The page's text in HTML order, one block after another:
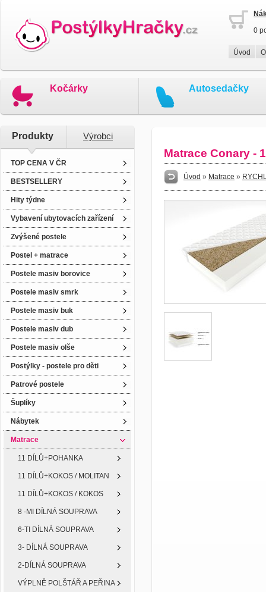
0
Úvod
Kočárky Autosedačky
Produkty Výrobci
TOP CENA V ČR
BESTSELLERY
Hity týdne
Vybavení ubytovacích zařízení
Zvýšené postele
Postel + matrace
Postele masiv borovice
Postele masiv smrk
Postele masiv buk
Postele masiv dub
Postele masiv olše
Postýlky - postele pro děti
Patrové postele
Šuplíky
Nábytek
Matrace
11 DÍLŮ+POHANKA
11 DÍLŮ+KOKOS / MOLITAN
11 DÍLŮ+KOKOS / KOKOS
8 -MI DÍLNÁ SOUPRAVA
6-TI DÍLNÁ SOUPRAVA
3- DÍLNÁ SOUPRAVA
2-DÍLNÁ SOUPRAVA
VÝPLNĚ POLŠTÁŘ A PEŘINA
Matrace Conary -
Úvod » Matrace »